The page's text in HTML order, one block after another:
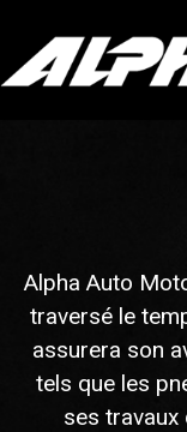
Alpha Auto
traversé le
assurera son
tels que les
ses travaux